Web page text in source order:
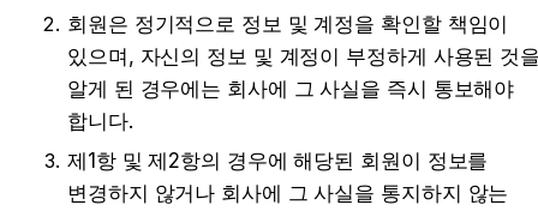
회원은 정기적으로 정보 및 계정을 확인할 책임이
있으며, 자신의 정보 및 계정이 부정하게 사용된 것
알게 된 경우에는 회사에 그 사실을 즉시 통보해야
합니다.
제1항 및 제2항의 경우에 해당된 회원이 정보를
변경하지 않거나 회사에 그 사실을 통지하지 않는